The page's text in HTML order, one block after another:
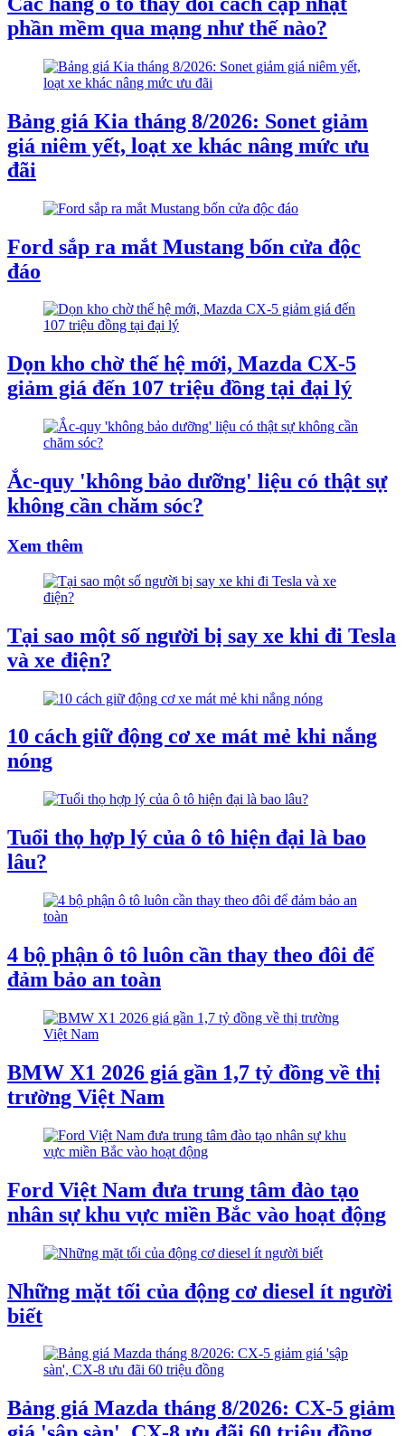
phần mềm qua mạng như thế nào?
Bảng giá Kia tháng 8/2026: Sonet giảm
giá niêm yết, loạt xe khác nâng mức ưu
đãi
Ford sắp ra mắt Mustang bốn cửa độc
đáo
Dọn kho chờ thế hệ mới, Mazda CX-5
giảm giá đến 107 triệu đồng tại đại lý
Ắc-quy 'không bảo dưỡng' liệu có thật sự
không cần chăm sóc?
Xem thêm
Tại sao một số người bị say xe khi đi Tesla
và xe điện?
10 cách giữ động cơ xe mát mẻ khi nắng
nóng
Tuổi thọ hợp lý của ô tô hiện đại là bao
lâu?
4 bộ phận ô tô luôn cần thay theo đôi để
đảm bảo an toàn
BMW X1 2026 giá gần 1,7 tỷ đồng về thị
trường Việt Nam
Ford Việt Nam đưa trung tâm đào tạo
nhân sự khu vực miền Bắc vào hoạt động
Những mặt tối của động cơ diesel ít người
biết
Bảng giá Mazda tháng 8/2026: CX-5 giảm